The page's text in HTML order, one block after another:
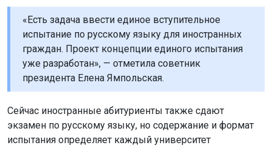
«Есть задача ввести единое вступительное
испытание по русскому языку для иностранных
граждан. Проект концепции единого испытания
уже разработан», — отметила советник
президента Елена Ямпольская.
Сейчас иностранные абитуриенты также сдают
экзамен по русскому языку, но содержание и формат
испытания определяет каждый университет